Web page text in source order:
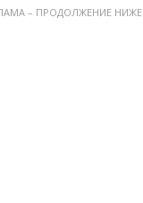
– ПРОДОЛЖЕНИЕ НИЖЕ